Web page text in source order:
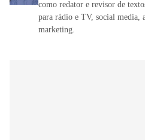
como redator e revisor de
para rádio e TV, social media,
marketing.